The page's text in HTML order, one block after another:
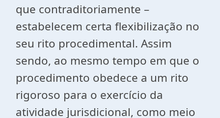
que contraditoriamente –
estabelecem certa flexibilização no
seu rito procedimental. Assim
sendo, ao mesmo tempo em que o
procedimento obedece a um rito
rigoroso para o exercício da
atividade jurisdicional, como meio